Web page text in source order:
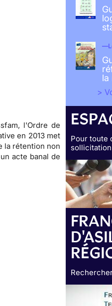
l'Ordre de
en 2013 met
la rétention non
acte banal de
la
>
Pour toute